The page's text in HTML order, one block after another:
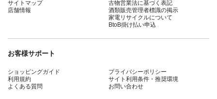
サイトマップ
店舗情報
古物営業法に基づく表記
酒類販売管理者標識の掲示
家電リサイクルについて
BtoB掛け払い申込
お客様サポート
ショッピングガイド
利用規約
よくある質問
プライバシーポリシー
サイト利用条件・推奨環境
お問い合わせ